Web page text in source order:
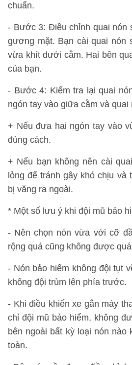
chuẩn.
- Bước 3: Điều chỉnh quai nón
gương mặt. Bạn cài quai nón
vừa khít dưới cằm. Hai bên
của bạn.
- Bước 4: Kiểm tra lại quai
ngón tay vào giữa cằm và quai
+ Nếu đưa hai ngón tay vào
đúng cách.
+ Nếu bạn không nên cài
lỏng để tránh gây khó chịu và
bị văng ra ngoài.
* Một số lưu ý khi đội mũ bảo
- Nên chọn nón vừa với cỡ
rộng quá cũng không được
- Nón bảo hiểm không đội tụt
không đội trùm lên phía trước.
- Khi điều khiển xe gắn máy
chỉ đội mũ bảo hiểm, không
bên ngoài bất kỳ loại nón nào
toàn.